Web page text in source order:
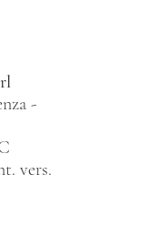
-
vers.